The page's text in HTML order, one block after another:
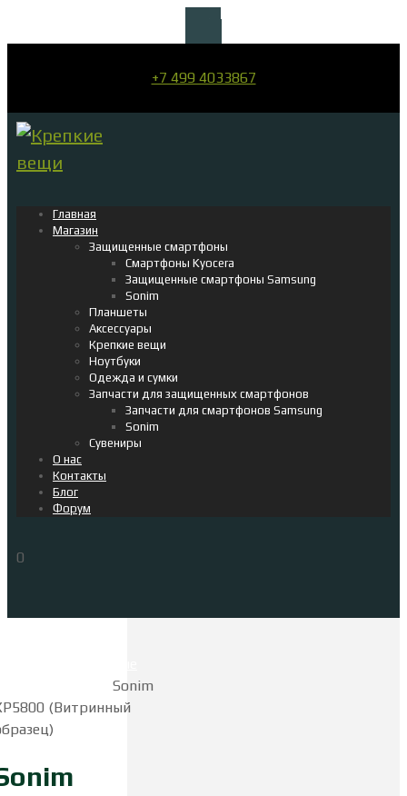
+7 499 4033867
Главная
Магазин
Защищенные смартфоны
Смартфоны Kyocera
Защищенные смартфоны Samsung
Sonim
Планшеты
Аксессуары
Крепкие вещи
Ноутбуки
Одежда и сумки
Запчасти для защищенных смартфонов
Запчасти для смартфонов Samsung
Sonim
Сувениры
О нас
Контакты
Блог
Форум
0
Sonim
(Витринный